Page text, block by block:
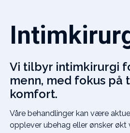
Vi tilbyr intimkirurgi
menn, med fokus på
komfort.
Våre behandlinger kan være
opplever ubehag eller ønsker